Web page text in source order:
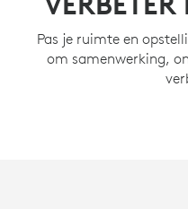
Pas je ruimte en
om samenwerking,